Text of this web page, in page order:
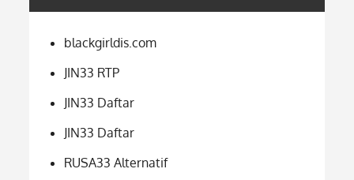
blackgirldis.com
JIN33 RTP
JIN33 Daftar
JIN33 Daftar
RUSA33 Alternatif